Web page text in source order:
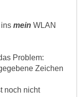
insmeinWLAN
Problem:
Zeichen
noch nicht